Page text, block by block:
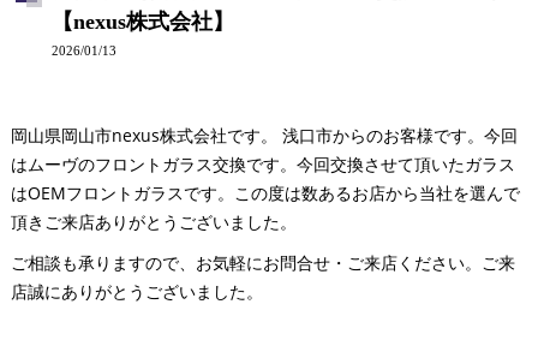
【nexus株式会社】
2026/01/13
岡山県岡山市nexus株式会社です。 浅口市からのお客様です。今回
はムーヴのフロントガラス交換です。今回交換させて頂いたガラス
はOEMフロントガラスです。この度は数あるお店から当社を選んで
頂きご来店ありがとうございました。
ご相談も承りますので、お気軽にお問合せ・ご来店ください。ご来
店誠にありがとうございました。